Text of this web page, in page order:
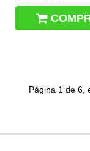
Página 1 de 6,